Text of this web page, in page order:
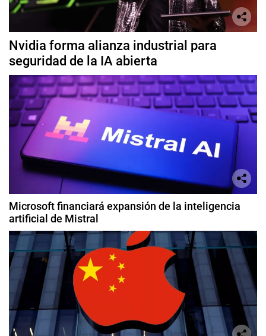
Nvidia forma alianza industrial para
seguridad de la IA abierta
Microsoft financiará expansión de la inteligencia
artificial de Mistral